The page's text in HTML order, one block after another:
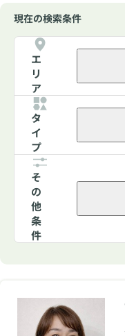
現在の検索条件
エ
リ
ア
タ
イ
プ
そ
の
他
条
件